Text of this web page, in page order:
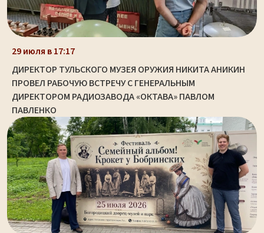
29 июля в 17:17
ДИРЕКТОР ТУЛЬСКОГО МУЗЕЯ ОРУЖИЯ НИКИТА АНИКИН
ПРОВЕЛ РАБОЧУЮ ВСТРЕЧУ С ГЕНЕРАЛЬНЫМ
ДИРЕКТОРОМ РАДИОЗАВОДА «ОКТАВА» ПАВЛОМ
ПАВЛЕНКО